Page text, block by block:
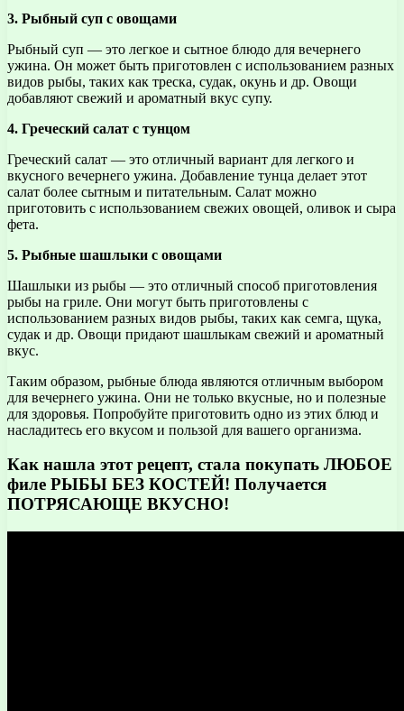
3. Рыбный суп с овощами
Рыбный суп — это легкое и сытное блюдо для вечернего
ужина. Он может быть приготовлен с использованием разных
видов рыбы, таких как треска, судак, окунь и др. Овощи
добавляют свежий и ароматный вкус супу.
4. Греческий салат с тунцом
Греческий салат — это отличный вариант для легкого и
вкусного вечернего ужина. Добавление тунца делает этот
салат более сытным и питательным. Салат можно
приготовить с использованием свежих овощей, оливок и сыра
фета.
5. Рыбные шашлыки с овощами
Шашлыки из рыбы — это отличный способ приготовления
рыбы на гриле. Они могут быть приготовлены с
использованием разных видов рыбы, таких как семга, щука,
судак и др. Овощи придают шашлыкам свежий и ароматный
вкус.
Таким образом, рыбные блюда являются отличным выбором
для вечернего ужина. Они не только вкусные, но и полезные
для здоровья. Попробуйте приготовить одно из этих блюд и
насладитесь его вкусом и пользой для вашего организма.
Как нашла этот рецепт, стала покупать ЛЮБОЕ
филе РЫБЫ БЕЗ КОСТЕЙ! Получается
ПОТРЯСАЮЩЕ ВКУСНО!